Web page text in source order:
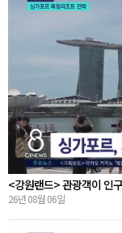
<강원랜드> 관광객이 인
26년 08월 06일